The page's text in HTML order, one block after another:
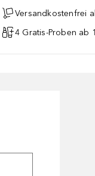
Versandkostenfrei
4 Gratis-Proben ab